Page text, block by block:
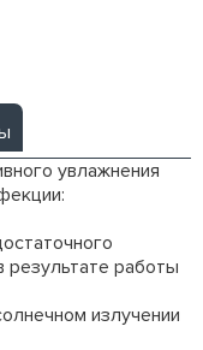
увлажнения
результате работы
излучении